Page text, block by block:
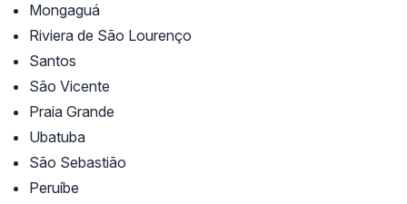
Mongaguá
Riviera de São Lourenço
Santos
São Vicente
Praia Grande
Ubatuba
São Sebastião
Peruíbe